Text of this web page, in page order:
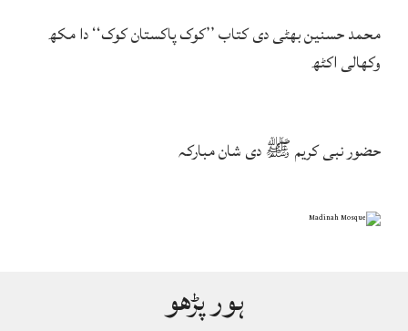
محمد حسنین بھٹی دی کتاب ’’کوک پاکستان کوک‘‘ دا مکھ
وکھالی اکٹھ
حضور نبی کریم ﷺ دی شان مبارکہ
ہور پڑھو